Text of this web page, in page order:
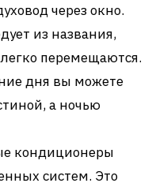
через окно.
из названия,
перемещаются.
дня вы можете
а ночью
кондиционеры
систем. Это